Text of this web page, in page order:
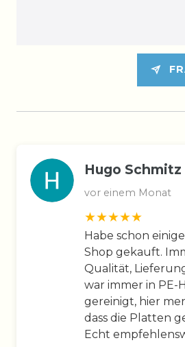
Hugo Schmitz
vor einem Monat
Habe schon
Shop gekauft.
Qualität,
war immer in PE-
gereinigt, hier
dass die Platten
Echt